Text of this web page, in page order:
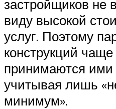
застройщиков не
виду высокой
услуг. Поэтому
конструкций чаще
принимаются ими
учитывая лишь
минимум».